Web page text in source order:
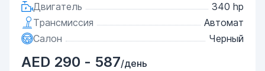
Двигатель
340 hp
Трансмиссия
Автомат
Салон
Черный
AED 290 - 587/день